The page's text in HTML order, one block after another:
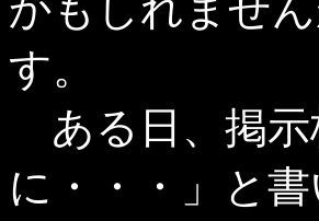
す。
ある日、掲示
に・・・」と